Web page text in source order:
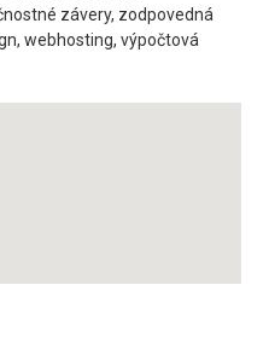
závery, zodpovedná
webhosting, výpočtová